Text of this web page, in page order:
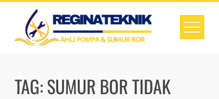
Skip
content
TAG:SUMUR BOR TIDAK